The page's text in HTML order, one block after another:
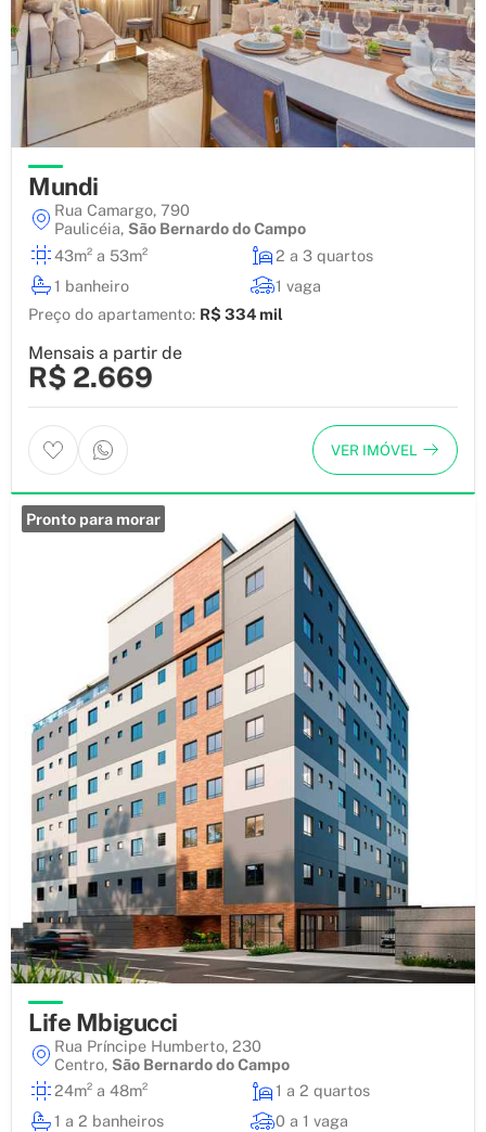
Mundi
Rua Camargo, 790
Paulicéia, São Bernardo do Campo
43m² a 53m²
2 a 3 quartos
1 banheiro
1 vaga
Preço do apartamento: R$ 334 mil
Mensais a partir de
R$ 2.669
VER IMÓVEL
Pronto para morar
Life Mbigucci
Rua Príncipe Humberto, 230
Centro, São Bernardo do Campo
24m² a 48m²
1 a 2 quartos
1 a 2 banheiros
0 a 1 vaga